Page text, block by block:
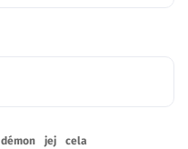
démon jej cela